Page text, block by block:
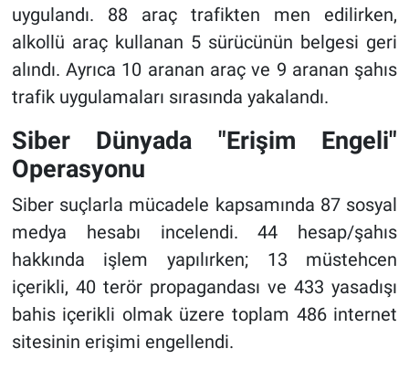
uygulandı. 88 araç trafikten men edilirken,
alkollü araç kullanan 5 sürücünün belgesi geri
alındı. Ayrıca 10 aranan araç ve 9 aranan şahıs
trafik uygulamaları sırasında yakalandı.
Siber Dünyada "Erişim Engeli"
Operasyonu
Siber suçlarla mücadele kapsamında 87 sosyal
medya hesabı incelendi. 44 hesap/şahıs
hakkında işlem yapılırken; 13 müstehcen
içerikli, 40 terör propagandası ve 433 yasadışı
bahis içerikli olmak üzere toplam 486 internet
sitesinin erişimi engellendi.